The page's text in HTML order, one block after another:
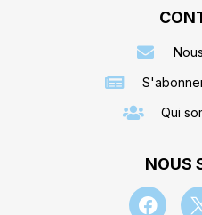
Qui
NOUS